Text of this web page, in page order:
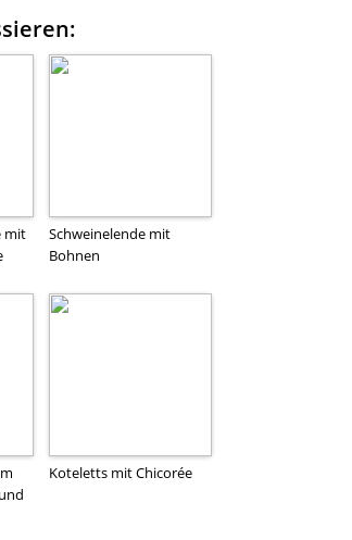
mit
Schweinelende mit
Bohnen
Koteletts mit Chicorée